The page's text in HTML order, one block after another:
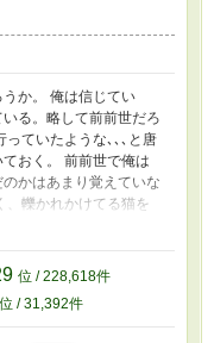
か。 俺は信じてい
る。略して前前世だろ
っていたような､､､と唐
おく。 前前世で俺は
かはあまり覚えていな
、轢かれかけてる猫を
ている人間ではなかっ
かもしれない。 前世
だった。 ､､､前前言い
も、ラスボスという
絶体絶命だが、前世で
位 / 228,618件
位 / 31,392件